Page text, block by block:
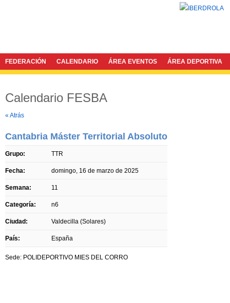
FEDERACIÓN CALENDARIO ÁREA EVENTOS ÁREA DEPORTIVA
Calendario FESBA
« Atrás
Cantabria Máster Territorial Absoluto
Grupo: TTR
Fecha: domingo, 16 de marzo de 2025
Semana: 11
Categoría: n6
Ciudad: Valdecilla (Solares)
País: España
Sede: POLIDEPORTIVO MIES DEL CORRO